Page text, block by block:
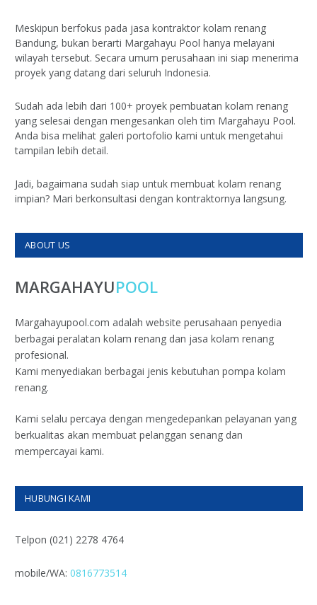
Meskipun berfokus pada jasa kontraktor kolam renang
Bandung, bukan berarti Margahayu Pool hanya melayani
wilayah tersebut. Secara umum perusahaan ini siap menerima
proyek yang datang dari seluruh Indonesia.
Sudah ada lebih dari 100+ proyek pembuatan kolam renang
yang selesai dengan mengesankan oleh tim Margahayu Pool.
Anda bisa melihat galeri portofolio kami untuk mengetahui
tampilan lebih detail.
Jadi, bagaimana sudah siap untuk membuat kolam renang
impian? Mari berkonsultasi dengan kontraktornya langsung.
ABOUT US
MARGAHAYUPOOL
Margahayupool.com adalah website perusahaan penyedia
berbagai peralatan kolam renang dan jasa kolam renang
profesional.
Kami menyediakan berbagai jenis kebutuhan pompa kolam
renang.
Kami selalu percaya dengan mengedepankan pelayanan yang
berkualitas akan membuat pelanggan senang dan
mempercayai kami.
HUBUNGI KAMI
Telpon (021) 2278 4764
mobile/WA: 0816773514